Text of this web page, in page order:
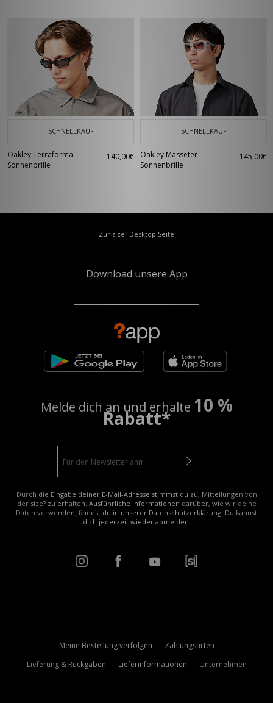
SCHNELLKAUF
Oakley Terraforma
Sonnenbrille
140,00€
SCHNELLKAUF
Oakley Masseter
Sonnenbrille
145,00€
Zur size? Desktop Seite
Download unsere App
Melde dich an und erhalte 10 %
Rabatt*
Durch die Eingabe deiner E-Mail-Adresse stimmst du zu, Mitteilungen von
der size? zu erhalten. Ausführliche Informationen darüber, wie wir deine
Daten verwenden, findest du in unserer Datenschutzerklärung. Du kannst
dich jederzeit wieder abmelden.
Meine Bestellung verfolgen
Zahlungsarten
Lieferung & Rückgaben
Lieferinformationen Unternehmen